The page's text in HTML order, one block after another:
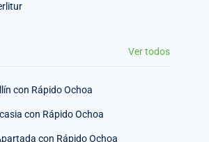
Ver todos
con Rápido Ochoa
con Rápido Ochoa
con Rápido Ochoa